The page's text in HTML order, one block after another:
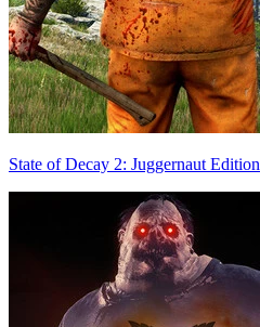
State of Decay 2: Juggernaut Edition